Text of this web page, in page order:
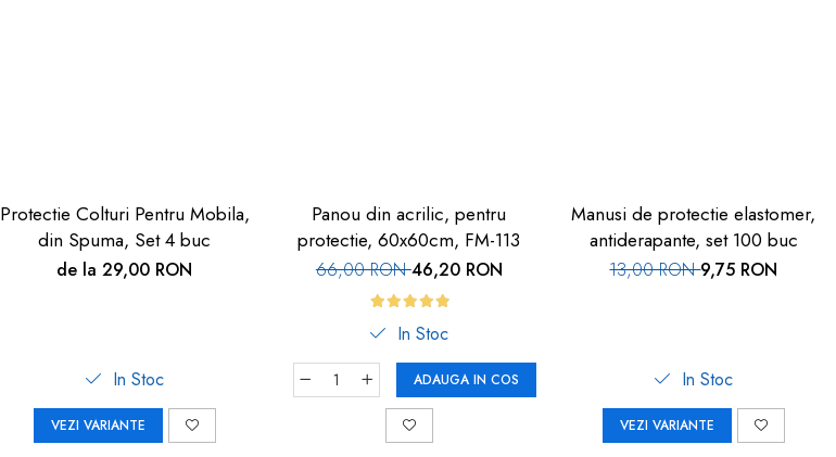
Protectie Colturi Pentru Mobila,
din Spuma, Set 4 buc
de la 29,00 RON
In Stoc
VEZI VARIANTE
Panou din acrilic, pentru
protectie, 60x60cm, FM-113
66,00 RON46,20 RON
In Stoc
ADAUGA IN COS
Manusi de protectie elastomer,
antiderapante, set 100 buc
13,00 RON9,75 RON
In Stoc
VEZI VARIANTE